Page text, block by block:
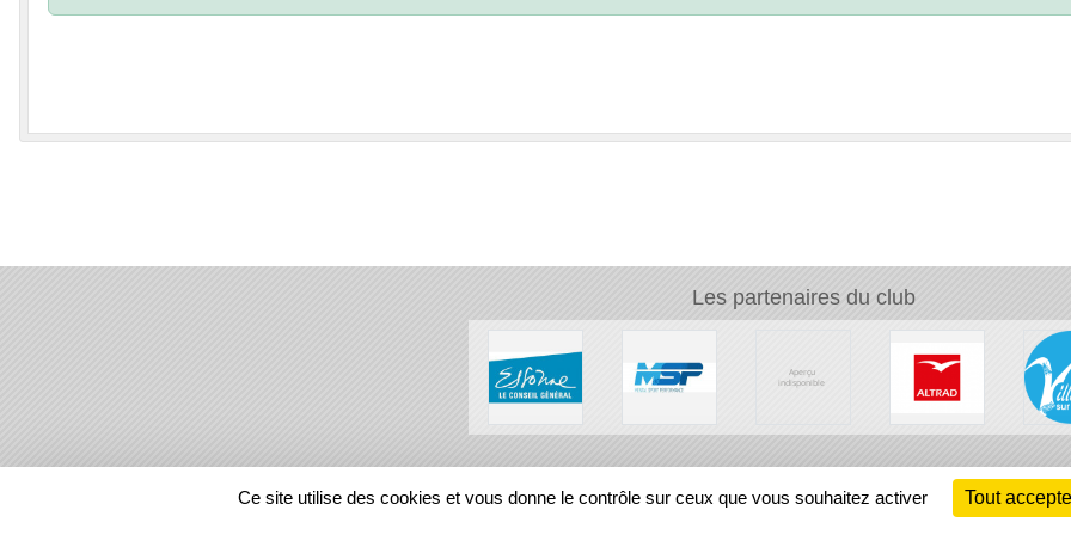
Les partenaires du club
REGIONS
Ce site utilise des cookies et vous donne le contrôle sur ceux que vous souhaitez activer Tout